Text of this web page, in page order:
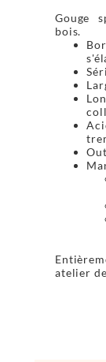
Gouge
bois.
atelier